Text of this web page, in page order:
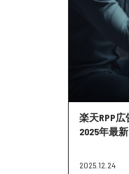
楽天RPP
2025年最
2025.12.24